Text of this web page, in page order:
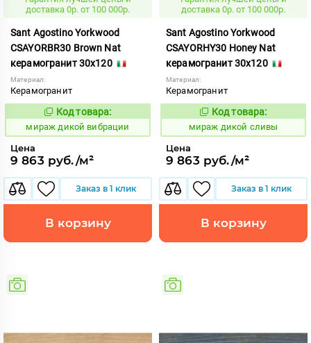
доставка 0р. от 100 000р.
Sant Agostino Yorkwood
CSAYORBR30 Brown Nat
керамогранит 30x120
Материал:
Керамогранит
987510
Код товара:
мираж дикой вибрации
Цена
9 863 руб./м²
Заказ в 1 клик
В корзину
доставка 0р. от 100 000р.
Sant Agostino Yorkwood
CSAYORHY30 Honey Nat
керамогранит 30x120
Материал:
Керамогранит
987511
Код товара:
мираж дикой сливы
Цена
9 863 руб./м²
Заказ в 1 клик
В корзину